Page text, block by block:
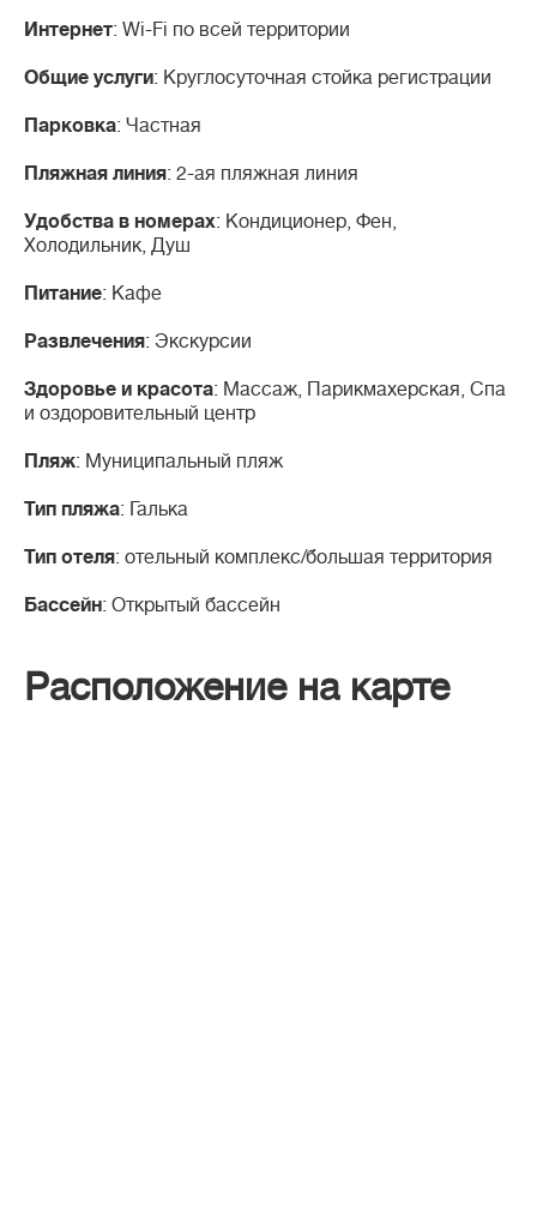
Интернет: Wi-Fi по всей территории
Общие услуги: Круглосуточная стойка регистрации
Парковка: Частная
Пляжная линия: 2-ая пляжная линия
Удобства в номерах: Кондиционер, Фен,
Холодильник, Душ
Питание: Кафе
Развлечения: Экскурсии
Здоровье и красота: Массаж, Парикмахерская, Спа
и оздоровительный центр
Пляж: Муниципальный пляж
Тип пляжа: Галька
Тип отеля: отельный комплекс/большая территория
Бассейн: Открытый бассейн
Расположение на карте